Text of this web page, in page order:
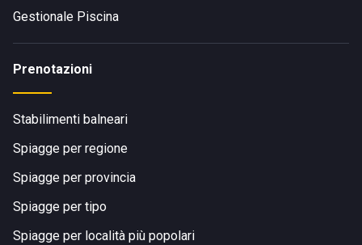
Gestionale Piscina
Prenotazioni
Stabilimenti balneari
Spiagge per regione
Spiagge per provincia
Spiagge per tipo
Spiagge per località più popolari